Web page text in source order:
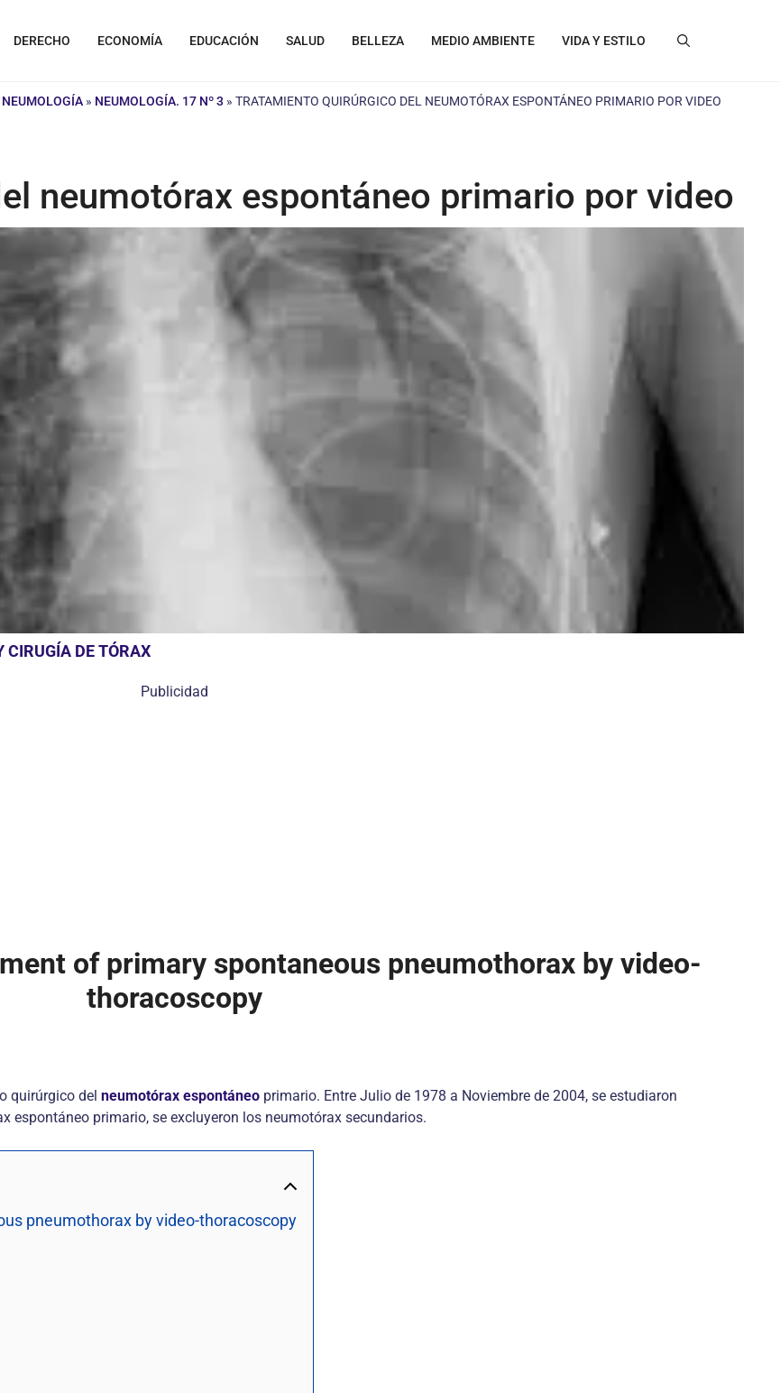
DERECHO ECONOMÍA EDUCACIÓN SALUD BELLEZA MEDIO AMBIENTE VIDA Y ESTILO
» NEUMOLOGÍA. 17 Nº 3 » TRATAMIENTO QUIRÚRGICO DEL NEUMOTÓRAX ESPONTÁNEO PRIMARIO POR VIDEO
neumotórax espontáneo primario por video
CIRUGÍA DE TÓRAX
Publicidad
of primary spontaneous pneumothorax by video-
thoracoscopy
quirúrgico del neumotórax espontáneo primario. Entre Julio de 1978 a Noviembre de 2004, se estudiaron
primario, se excluyeron los neumotórax secundarios.
pneumothorax by video-thoracoscopy